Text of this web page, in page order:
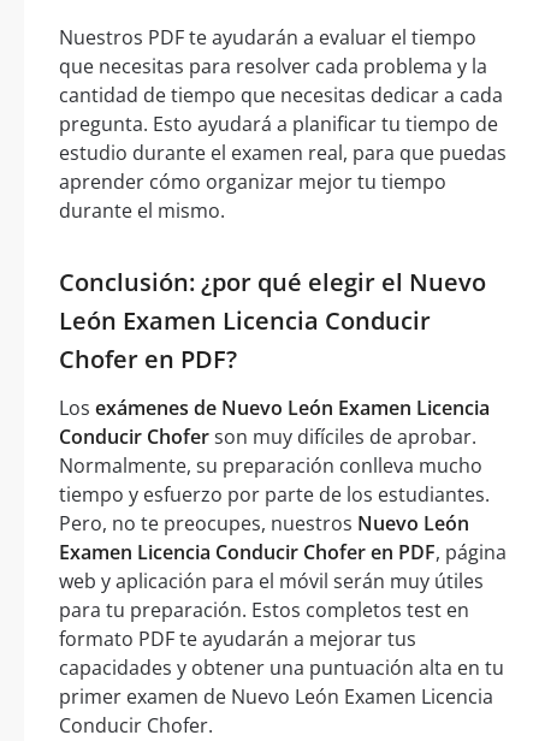
Nuestros PDF te ayudarán a evaluar el tiempo
que necesitas para resolver cada problema y la
cantidad de tiempo que necesitas dedicar a cada
pregunta. Esto ayudará a planificar tu tiempo de
estudio durante el examen real, para que puedas
aprender cómo organizar mejor tu tiempo
durante el mismo.
Conclusión: ¿por qué elegir el Nuevo
León Examen Licencia Conducir
Chofer en PDF?
Los exámenes de Nuevo León Examen Licencia
Conducir Choferson muy difíciles de aprobar.
Normalmente, su preparación conlleva mucho
tiempo y esfuerzo por parte de los estudiantes.
Pero, no te preocupes, nuestros Nuevo León
Examen Licencia Conducir Chofer en PDF, página
web y aplicación para el móvil serán muy útiles
para tu preparación. Estos completos test en
formato PDF te ayudarán a mejorar tus
capacidades y obtener una puntuación alta en tu
primer examen de Nuevo León Examen Licencia
Conducir Chofer.